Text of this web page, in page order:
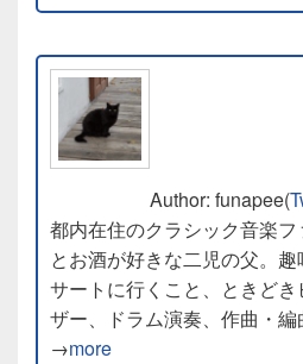
Author: funapee(
都内在住のクラシック音楽
とお酒が好きな二児の父。
サートに行くこと、ときど
ザー、ドラム演奏、作曲・
→more